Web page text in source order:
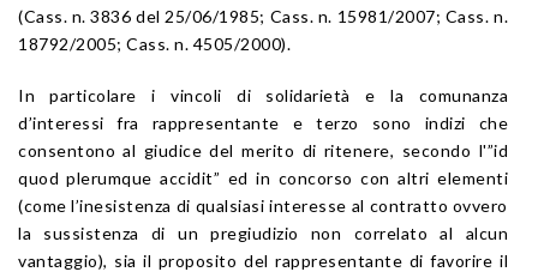
(Cass. n. 3836 del 25/06/1985; Cass. n. 15981/2007; Cass. n.
18792/2005; Cass. n. 4505/2000).
In particolare i vincoli di solidarietà e la comunanza
d’interessi fra rappresentante e terzo sono indizi che
consentono al giudice del merito di ritenere, secondo l'”id
quod plerumque accidit” ed in concorso con altri elementi
(come l’inesistenza di qualsiasi interesse al contratto ovvero
la sussistenza di un pregiudizio non correlato al alcun
vantaggio), sia il proposito del rappresentante di favorire il